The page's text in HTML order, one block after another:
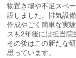
物置き場や不足スペ
設しました。排気設
作成やごく簡単な実
スも2年後には担当院
その後はこの新たな
思っています。